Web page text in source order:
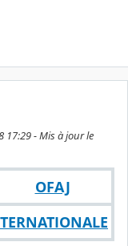
17:29 - Mis à jour le
OFAJ